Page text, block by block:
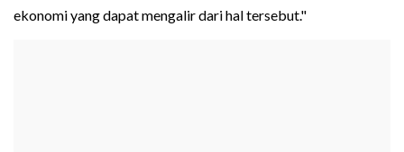
ekonomi yang dapat mengalir dari hal tersebut."